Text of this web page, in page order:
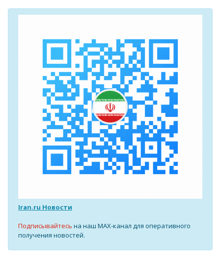
Iran.ru Новости
Подписывайтесь на наш MAX-канал для оперативного
получения новостей.